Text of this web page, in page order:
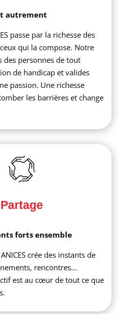
autrement
passe par la richesse des
qui la compose. Notre
des personnes de tout
de handicap et valides
passion. Une richesse
les barrières et change
Partage
forts ensemble
crée des instants de
rencontres…
est au cœur de tout ce que